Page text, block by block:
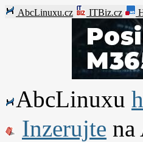
AbcLinuxu.cz ITBiz.cz
AbcLinuxu
Inzerujte na